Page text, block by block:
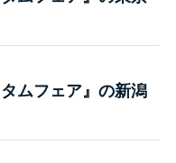
ムフェア』の新潟